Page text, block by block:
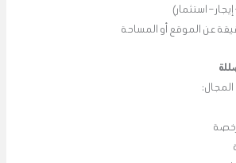
– استثمار)
عن الموقع أو المساحة
المجال: